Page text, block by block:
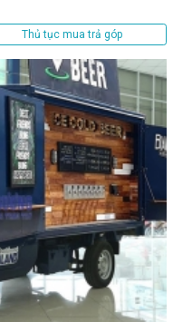
Thủ tục mua trả góp